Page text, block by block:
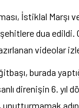
İstiklal Marşı
dua edildi.
videolar
burada
direnişin 6. yıl